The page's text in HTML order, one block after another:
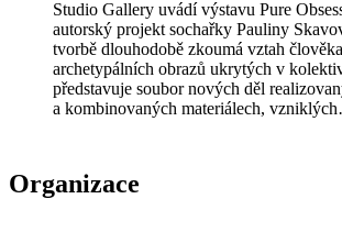
Studio Gallery uvádí výstavu Pure
autorský projekt sochařky Pauliny
tvorbě dlouhodobě zkoumá vztah
archetypálních obrazů ukrytých v
představuje soubor nových děl
a kombinovaných materiálech,
Organizace